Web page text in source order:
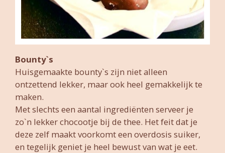
Bounty`s
Huisgemaakte bounty`s zijn niet alleen
ontzettend lekker, maar ook heel gemakkelijk te
maken.
Met slechts een aantal ingrediënten serveer je
zo`n lekker chocootje bij de thee. Het feit dat je
deze zelf maakt voorkomt een overdosis suiker,
en tegelijk geniet je heel bewust van wat je eet.